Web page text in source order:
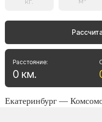
Расстояние:
0 км.
Екатеринбург —